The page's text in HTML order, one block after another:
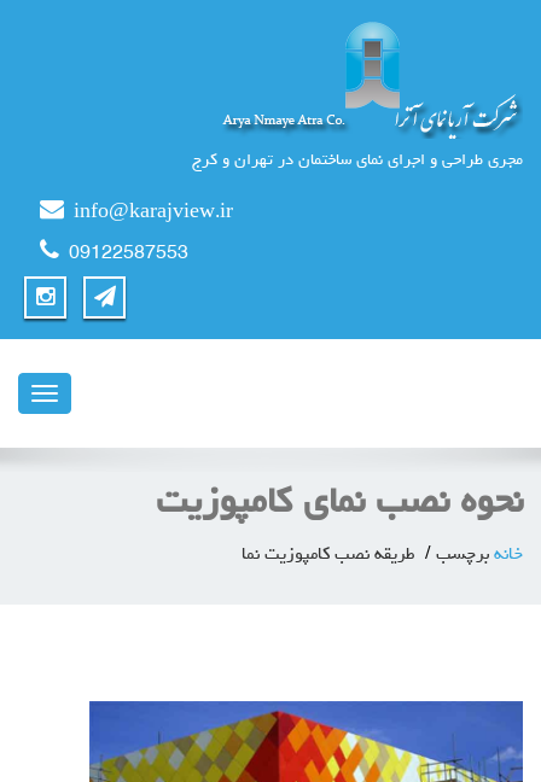
مجری طراحی و اجرای نمای ساختمان در تهران و کرج
info@karajview.ir
09122587553
ناوبری
نحوه نصب نمای کامپوزیت
خانه برچسب طریقه نصب کامپوزیت نما